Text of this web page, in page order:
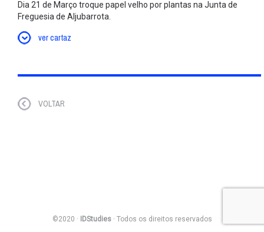
Dia 21 de Março troque papel velho por plantas na Junta de
Freguesia de Aljubarrota.
ver cartaz
VOLTAR
©2020 · IDStudies· Todos os direitos reservados